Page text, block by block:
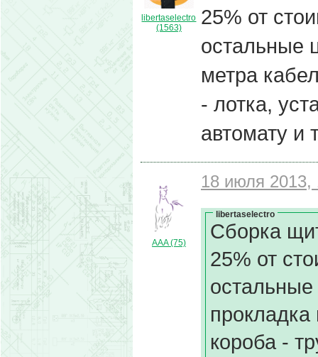
libertaselectro
(1563)
25% от
остальные
метра
- лотка,
автомату и
AAA (75)
18 июля 2013,
libertaselectro
Сборка
25% от
короба -